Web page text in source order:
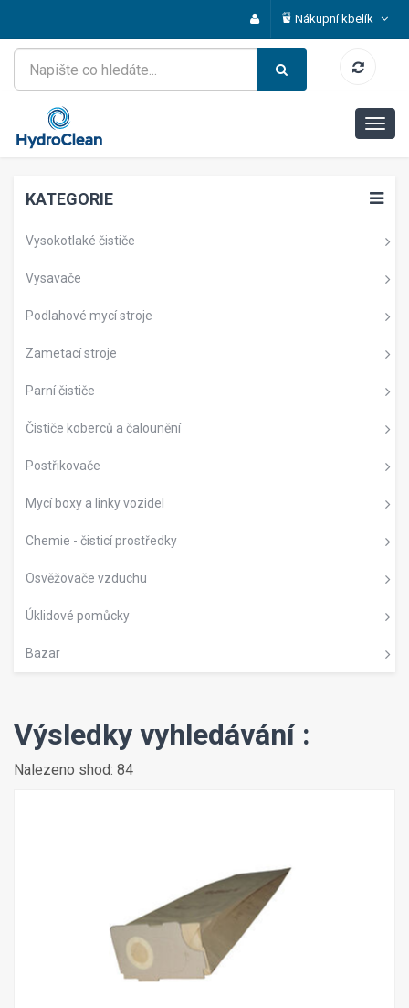
Nákupní kbelík
KATEGORIE
Vysokotlaké čističe
Vysavače
Podlahové mycí stroje
Zametací stroje
Parní čističe
Čističe koberců a čalounění
Postřikovače
Mycí boxy a linky vozidel
Chemie - čisticí prostředky
Osvěžovače vzduchu
Úklidové pomůcky
Bazar
Výsledky vyhledávání :
Nalezeno shod: 84